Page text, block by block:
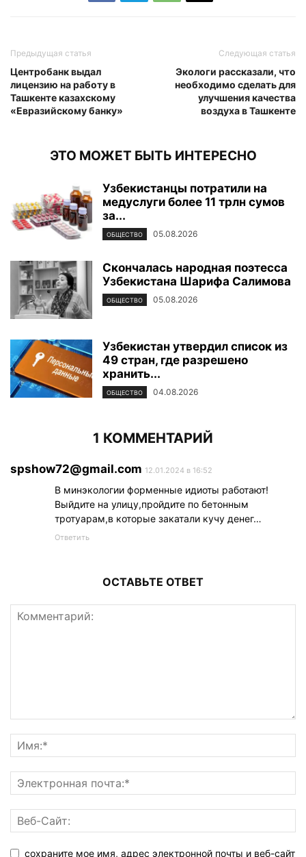
Предыдущая статья
Центробанк выдал
лицензию на работу в
Ташкенте казахскому
«Евразийскому банку»
Следующая статья
Экологи рассказали, что
необходимо сделать для
улучшения качества
воздуха в Ташкенте
ЭТО МОЖЕТ БЫТЬ ИНТЕРЕСНО
Узбекистанцы потратили на
медуслуги более 11 трлн сумов
за...
ОБЩЕСТВО 05.08.2026
Скончалась народная поэтесса
Узбекистана Шарифа Салимова
ОБЩЕСТВО 05.08.2026
Узбекистан утвердил список из
49 стран, где разрешено
хранить...
ОБЩЕСТВО 04.08.2026
1 КОММЕНТАРИЙ
spshow72@gmail.com 12.01.2024 в 16:52
В минэкологии форменные идиоты работают!
Выйдите на улицу,пройдите по бетонным
тротуарам,в которые закатали кучу денег…
Ответить
ОСТАВЬТЕ ОТВЕТ
сохраните мое имя, адрес электронной почты и веб-сайт